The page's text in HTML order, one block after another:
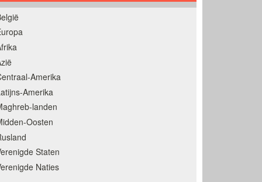
Amerika
Amerika
landen
Oosten
Staten
Naties